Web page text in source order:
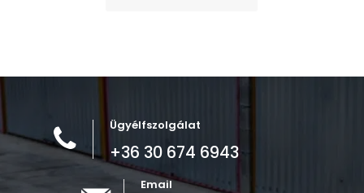
Ügyélfszolgálat
+36 30 674 6943
Email